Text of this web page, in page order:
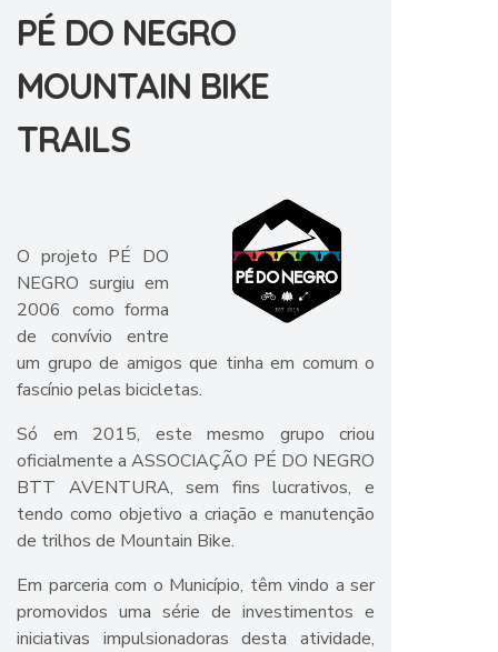
PÉ DO NEGRO
MOUNTAIN BIKE
TRAILS
O projeto PÉ DO
NEGRO surgiu em
2006 como forma
de convívio entre
um grupo de amigos que tinha em comum o
fascínio pelas bicicletas.
Só em 2015, este mesmo grupo criou
oficialmente a ASSOCIAÇÃO PÉ DO NEGRO
BTT AVENTURA, sem fins lucrativos, e
tendo como objetivo a criação e manutenção
de trilhos de Mountain Bike.
Em parceria com o Município, têm vindo a ser
promovidos uma série de investimentos e
iniciativas impulsionadoras desta atividade,